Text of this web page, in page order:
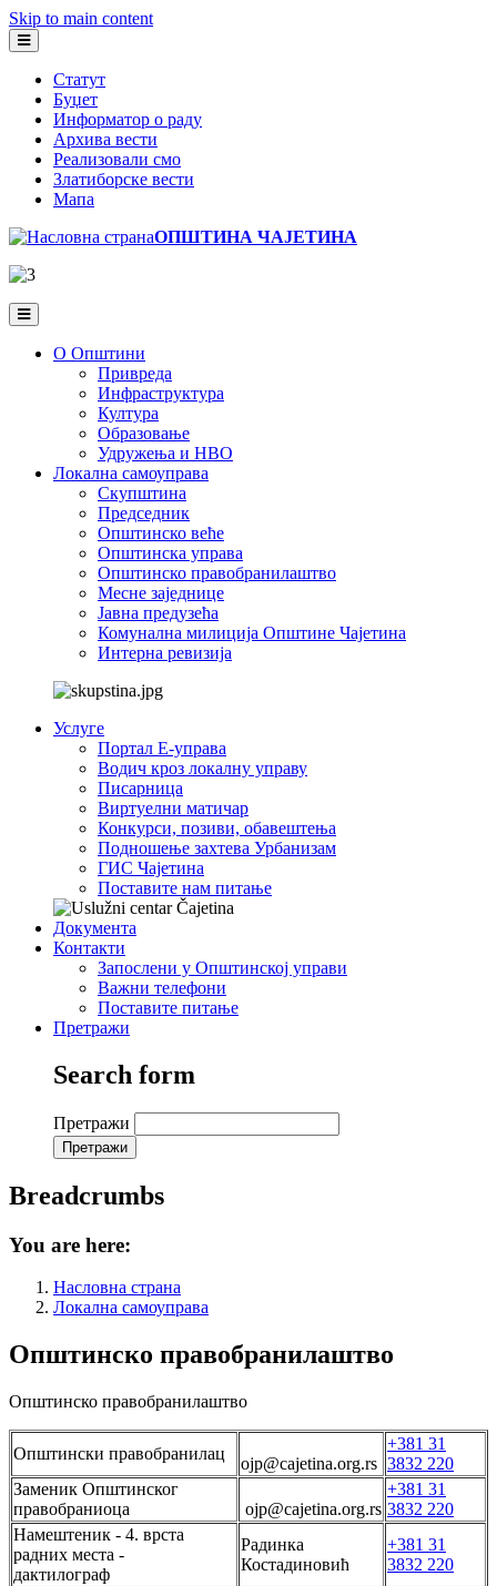
Skip to main content
Статут
Буџет
Информатор о раду
Архива вести
Реализовали смо
Златиборске вести
Мапа
ОПШТИНА ЧАЈЕТИНА
О Општини
Привреда
Инфраструктура
Култура
Образовање
Удружења и НВО
Локална самоуправа
Скупштина
Председник
Општинско веће
Општинска управа
Општинско правобранилаштво
Месне заједнице
Јавна предузећа
Комунална милиција Општине Чајетина
Интерна ревизија
Услуге
Портал Е-управа
Водич кроз локалну управу
Писарница
Виртуелни матичар
Конкурси, позиви, обавештења
Подношење захтева Урбанизам
ГИС Чајетина
Поставите нам питање
Документа
Контакти
Запослени у Општинској управи
Важни телефони
Поставите питање
Претражи
Search form
Претражи
Breadcrumbs
You are here:
Насловна страна
Локална самоуправа
Општинско правобранилаштво
Општинско правобранилаштво
Општински правобранилац
ojp@cajetina.org.rs
+381 31
3832 220
Заменик Општинског
правобраниоца
ojp@cajetina.org.rs
+381 31
3832 220
Намештеник - 4. врста
радних места -
дактилограф
Радинка
Костадиновић
+381 31
3832 220